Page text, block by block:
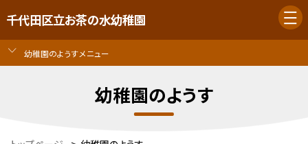
千代田区立お茶の水幼稚園
幼稚園のようすメニュー
幼稚園のようす